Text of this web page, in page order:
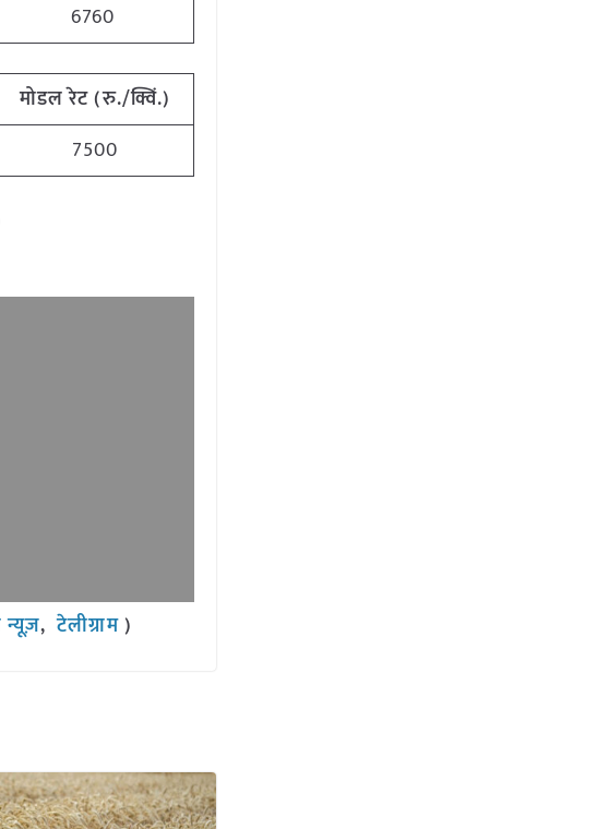
6760
मोडल रेट (रु./क्विं.)
7500
,टेलीग्राम)